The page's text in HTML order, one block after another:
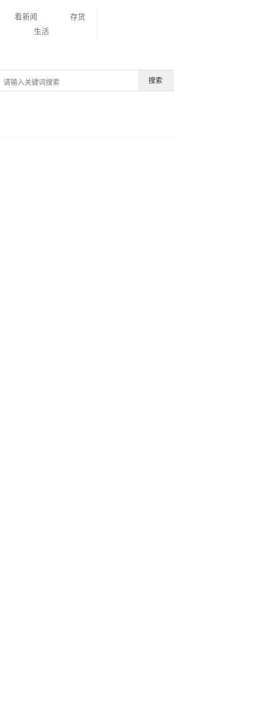
看新闻
存货
生活
搜索